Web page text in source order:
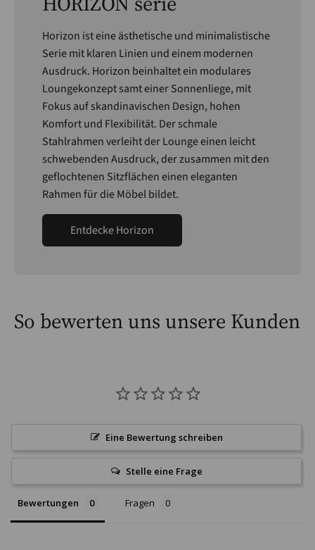
Horizon ist eine ästhetische und minimalistische
Serie mit klaren Linien und einem modernen
Ausdruck. Horizon beinhaltet ein modulares
Loungekonzept samt einer Sonnenliege, mit
Fokus auf skandinavischen Design, hohen
Komfort und Flexibilität. Der schmale
Stahlrahmen verleiht der Lounge einen leicht
schwebenden Ausdruck, der zusammen mit den
geflochtenen Sitzflächen einen eleganten
Rahmen für die Möbel bildet.
Entdecke Horizon
So bewerten uns unsere Kunden
Eine Bewertung schreiben
Stelle eine Frage
Bewertungen Fragen